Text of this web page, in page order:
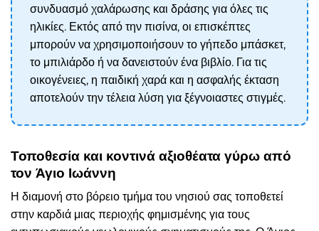
συνδυασμό χαλάρωσης και δράσης για όλες τις
ηλικίες. Εκτός από την πισίνα, οι επισκέπτες
μπορούν να χρησιμοποιήσουν το γήπεδο μπάσκετ,
το μπιλιάρδο ή να δανειστούν ένα βιβλίο. Για τις
οικογένειες, η παιδική χαρά και η ασφαλής έκταση
αποτελούν την τέλεια λύση για ξέγνοιαστες στιγμές.
Τοποθεσία και κοντινά αξιοθέατα γύρω από
τον Άγιο Ιωάννη
Η διαμονή στο βόρειο τμήμα του νησιού σας τοποθετεί
στην καρδιά μιας περιοχής φημισμένης για τους